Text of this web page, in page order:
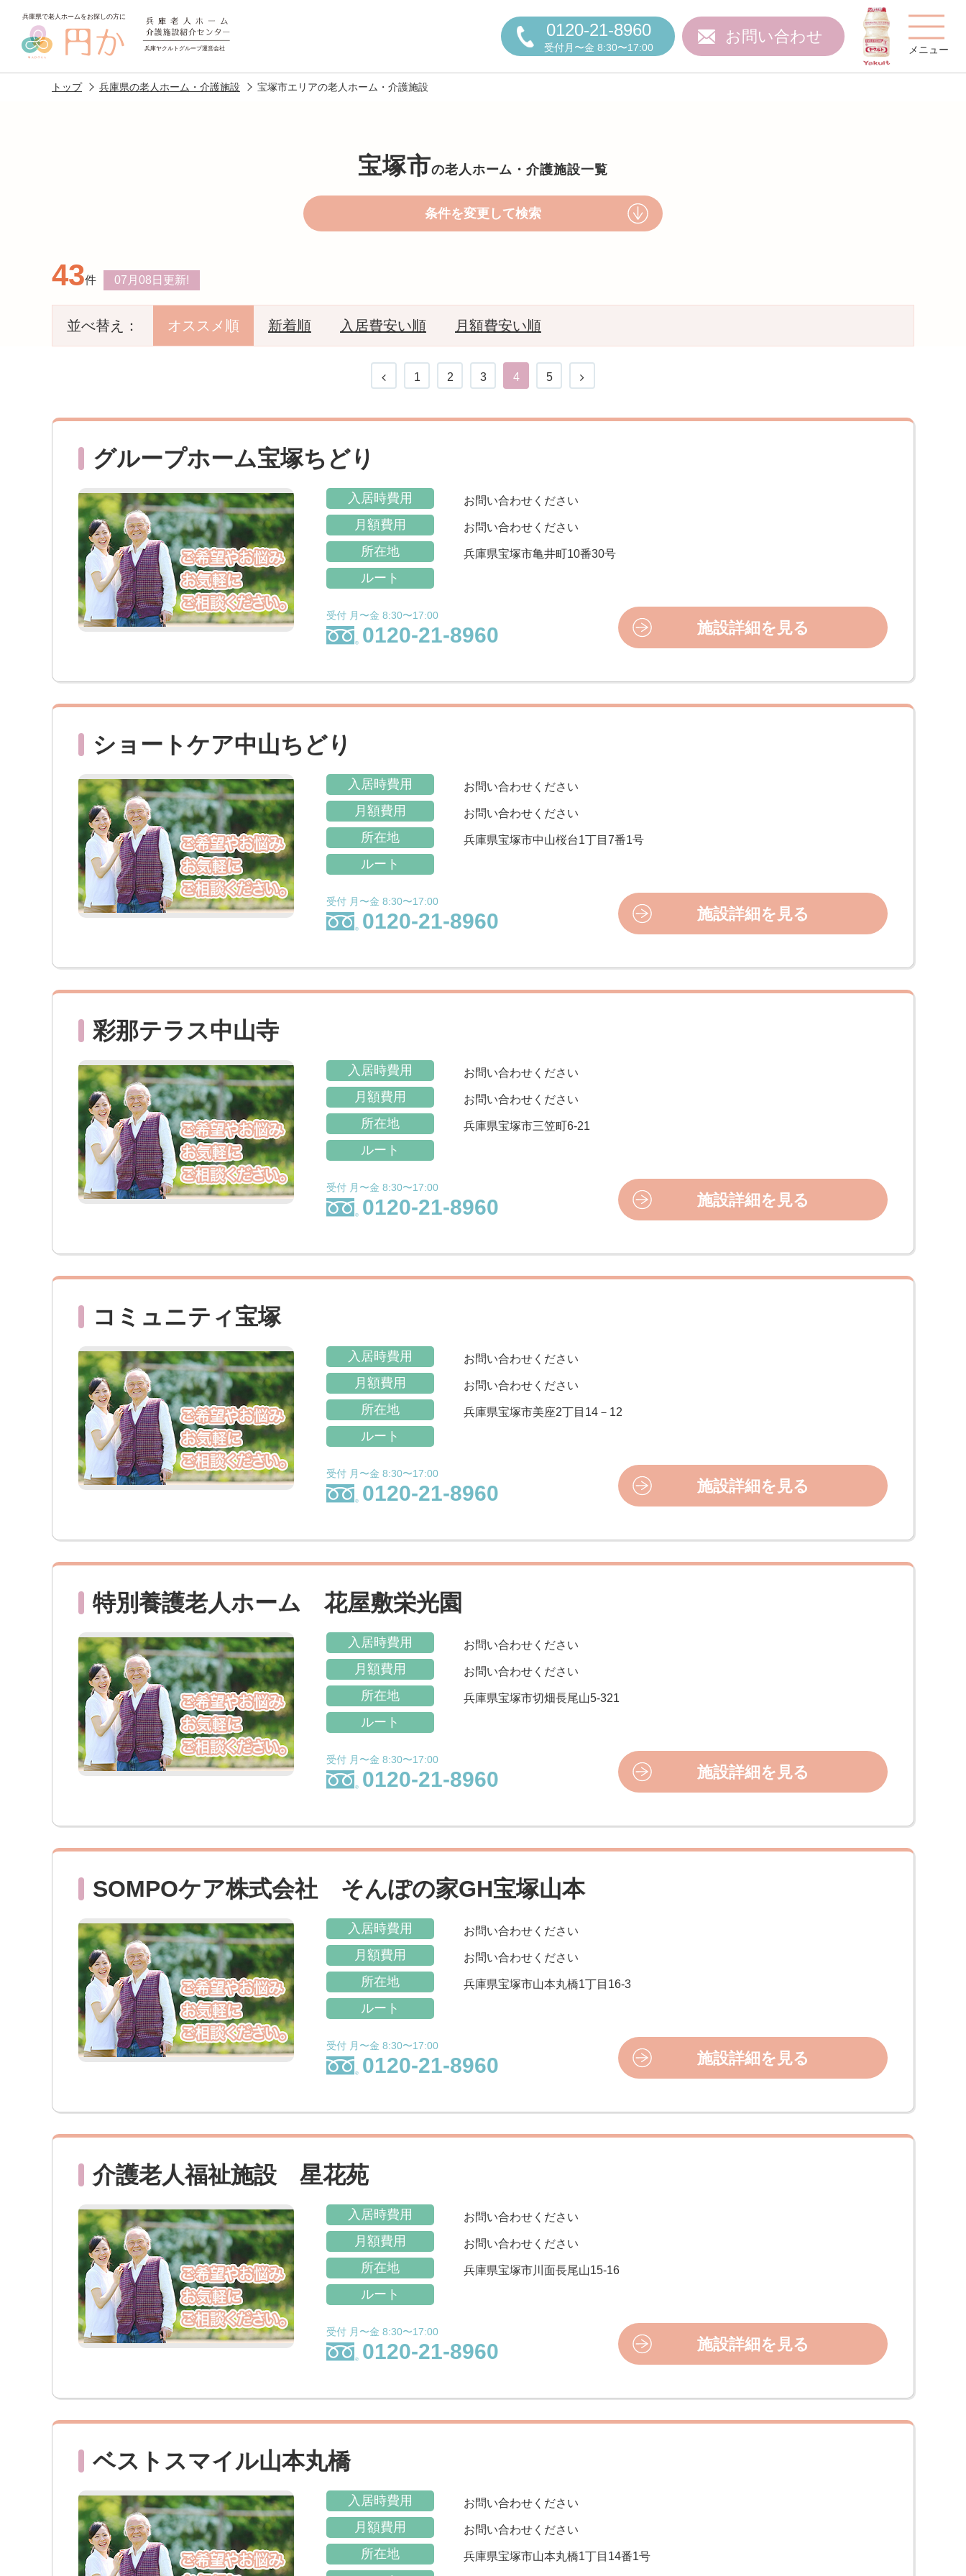
0120-21-8960
受付月〜金 8:30〜17:00
お問い合わせ
メニュー
施設選びのポイント
アクセス 相談者様の声 お役立ち情報
トップ 兵庫県の老人ホーム・介護施設 宝塚市エリアの老人ホーム・介護施設
宝塚市の老人ホーム・介護施設一覧
条件を変更して検索
43件 07月08日 更新!
並べ替え： オススメ順 新着順 入居費安い順 月額費安い順
1 2 3 4 5
グループホーム宝塚ちどり
入居時費用 お問い合わせください
月額費用 お問い合わせください
所在地 兵庫県宝塚市亀井町10番30号
ルート
受付 月〜金 8:30〜17:00
0120-21-8960 施設詳細を見る
ショートケア中山ちどり
入居時費用 お問い合わせください
月額費用 お問い合わせください
所在地 兵庫県宝塚市中山桜台1丁目7番1号
ルート
受付 月〜金 8:30〜17:00
0120-21-8960 施設詳細を見る
彩那テラス中山寺
入居時費用 お問い合わせください
月額費用 お問い合わせください
所在地 兵庫県宝塚市三笠町6-21
ルート
受付 月〜金 8:30〜17:00
0120-21-8960 施設詳細を見る
コミュニティ宝塚
入居時費用 お問い合わせください
月額費用 お問い合わせください
所在地 兵庫県宝塚市美座2丁目14－12
ルート
受付 月〜金 8:30〜17:00
0120-21-8960 施設詳細を見る
特別養護老人ホーム 花屋敷栄光園
入居時費用 お問い合わせください
月額費用 お問い合わせください
所在地 兵庫県宝塚市切畑長尾山5-321
ルート
受付 月〜金 8:30〜17:00
0120-21-8960 施設詳細を見る
SOMPOケア株式会社 そんぽの家GH宝塚山本
入居時費用 お問い合わせください
月額費用 お問い合わせください
所在地 兵庫県宝塚市山本丸橋1丁目16-3
ルート
受付 月〜金 8:30〜17:00
0120-21-8960 施設詳細を見る
介護老人福祉施設 星花苑
入居時費用 お問い合わせください
月額費用 お問い合わせください
所在地 兵庫県宝塚市川面長尾山15-16
ルート
受付 月〜金 8:30〜17:00
0120-21-8960 施設詳細を見る
ベストスマイル山本丸橋
入居時費用 お問い合わせください
月額費用 お問い合わせください
所在地 兵庫県宝塚市山本丸橋1丁目14番1号